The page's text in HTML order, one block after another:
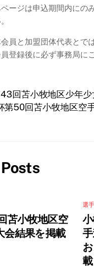
ージは申込期間内に
員と加盟団体代表とで
登録後に必ず事務局に
回苫小牧地区少年
第50回苫小牧地区空
苫小牧地区空
会結果を掲載
選